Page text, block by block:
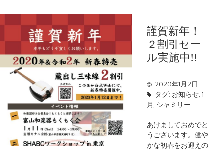
謹賀新年！
２割引セー
ル実施中!!
2020年1月2日
タグ: お知らせ, 1
月 , シャミリー
あけましておめでと
うございます。健や
かな初春をお迎えの